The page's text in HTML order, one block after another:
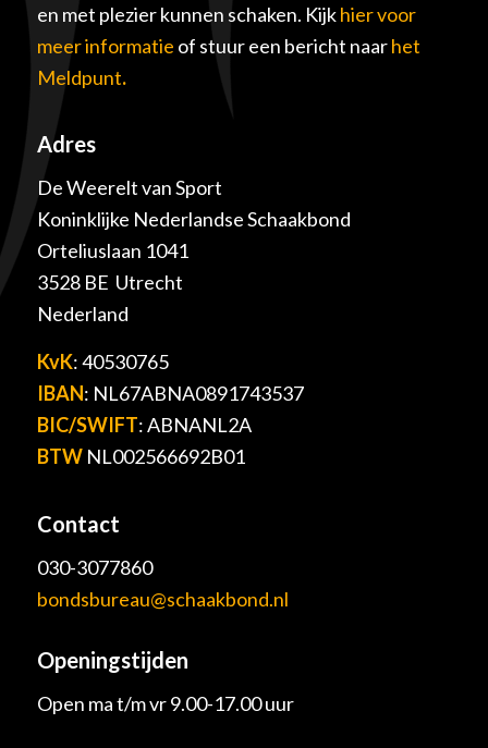
en met plezier kunnen schaken. Kijkhier voor
meer informatie of stuur een bericht naarhet
Meldpunt.
Adres
De Weerelt van Sport
Koninklijke Nederlandse Schaakbond
Orteliuslaan 1041
3528 BE Utrecht
Nederland
KvK: 40530765
IBAN: NL67ABNA0891743537
BIC/SWIFT: ABNANL2A
BTWNL002566692B01
Contact
030-3077860
bondsbureau@schaakbond.nl
Openingstijden
Open ma t/m vr 9.00-17.00 uur